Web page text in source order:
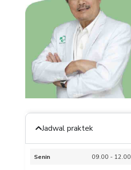
Jadwal praktek
Senin 09.00 - 12.00